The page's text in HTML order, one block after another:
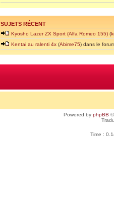
SUJETS RÉCENT
Kyosho Lazer ZX Sport (Alfa Romeo 155) (
Kentai au ralenti 4x (Abime75) dans le
Powered by phpBB
Time :